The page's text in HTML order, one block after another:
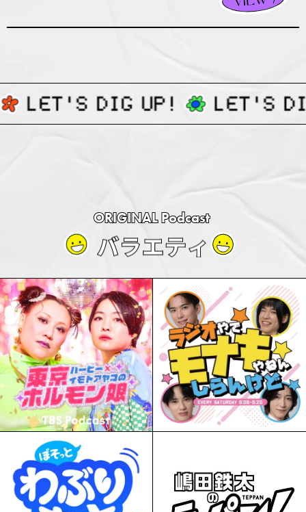
ORIGINAL Podcast
バラエティ